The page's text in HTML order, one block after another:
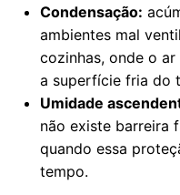
Condensação:
ambientes mal
cozinhas, onde o
a superfície fria do
Umidade
não existe barreira
quando essa
tempo.